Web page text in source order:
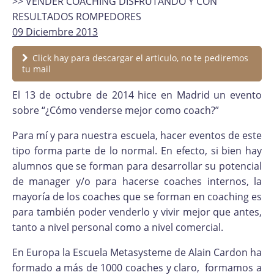
RESULTADOS ROMPEDORES
09 Diciembre 2013
Click hay para descargar el articulo, no te pediremos
tu mail
El 13 de octubre de 2014 hice en Madrid un evento
sobre “¿Cómo venderse mejor como coach?”
Para mí y para nuestra escuela, hacer eventos de este
tipo forma parte de lo normal. En efecto, si bien hay
alumnos que se forman para desarrollar su potencial
de manager y/o para hacerse coaches internos, la
mayoría de los coaches que se forman en coaching es
para también poder venderlo y vivir mejor que antes,
tanto a nivel personal como a nivel comercial.
En Europa la Escuela Metasysteme de Alain Cardon ha
formado a más de 1000 coaches y claro, formamos a